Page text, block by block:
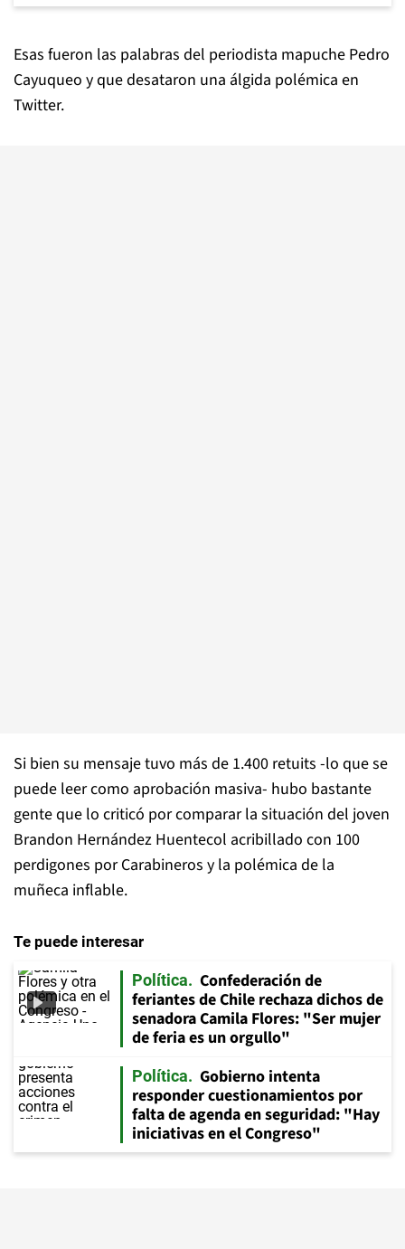
Esas fueron las palabras del periodista mapuche Pedro
Cayuqueo y que desataron una álgida polémica en
Twitter.
Si bien su mensaje tuvo más de 1.400 retuits -lo que se
puede leer como aprobación masiva- hubo bastante
gente que lo criticó por comparar la situación del joven
Brandon Hernández Huentecol acribillado con 100
perdigones por Carabineros y la polémica de la
muñeca inflable.
Te puede interesar
Política
Confederación de
feriantes de Chile rechaza dichos de
senadora Camila Flores: "Ser mujer
de feria es un orgullo"
Política
Gobierno intenta
responder cuestionamientos por
falta de agenda en seguridad: "Hay
iniciativas en el Congreso"